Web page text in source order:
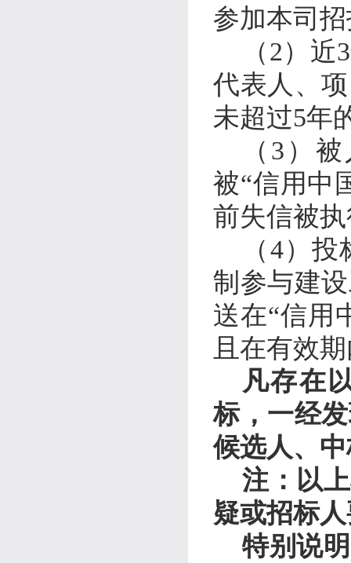
参加本司
（2）近3
代表人、
未超过5年
（ 3 ）
被“信用中
前失信被
（4）投
制参与建
送在“信用
且在有效
凡存在
标，一经
候选人、
注：以上
疑或招标
特别说